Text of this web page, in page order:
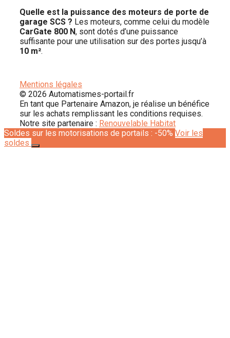
Quelle est la puissance des moteurs de porte de
garage SCS ? Les moteurs, comme celui du modèle
CarGate 800 N, sont dotés d’une puissance
suffisante pour une utilisation sur des portes jusqu’à
10 m².
Mentions légales
© 2026 Automatismes-portail.fr
En tant que Partenaire Amazon, je réalise un bénéfice
sur les achats remplissant les conditions requises.
Notre site partenaire : Renouvelable Habitat
Soldes sur les motorisations de portails : -50% Voir les
soldes